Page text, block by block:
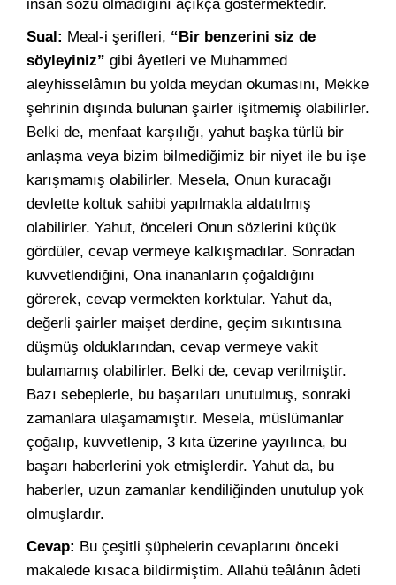
insan sözü olmadığını açıkça göstermektedir.
Sual: Meal-i şerifleri, “Bir benzerini siz de
söyleyiniz” gibi âyetleri ve Muhammed
aleyhisselâmın bu yolda meydan okumasını, Mekke
şehrinin dışında bulunan şairler işitmemiş olabilirler.
Belki de, menfaat karşılığı, yahut başka türlü bir
anlaşma veya bizim bilmediğimiz bir niyet ile bu işe
karışmamış olabilirler. Mesela, Onun kuracağı
devlette koltuk sahibi yapılmakla aldatılmış
olabilirler. Yahut, önceleri Onun sözlerini küçük
gördüler, cevap vermeye kalkışmadılar. Sonradan
kuvvetlendiğini, Ona inananların çoğaldığını
görerek, cevap vermekten korktular. Yahut da,
değerli şairler maişet derdine, geçim sıkıntısına
düşmüş olduklarından, cevap vermeye vakit
bulamamış olabilirler. Belki de, cevap verilmiştir.
Bazı sebeplerle, bu başarıları unutulmuş, sonraki
zamanlara ulaşamamıştır. Mesela, müslümanlar
çoğalıp, kuvvetlenip, 3 kıta üzerine yayılınca, bu
başarı haberlerini yok etmişlerdir. Yahut da, bu
haberler, uzun zamanlar kendiliğinden unutulup yok
olmuşlardır.
Cevap: Bu çeşitli şüphelerin cevaplarını önceki
makalede kısaca bildirmiştim. Allahü teâlânın âdeti